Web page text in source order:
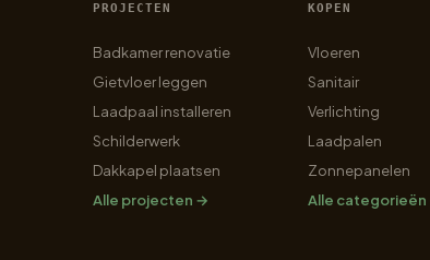
PROJECTEN
Badkamer renovatie
Gietvloer leggen
Laadpaal installeren
Schilderwerk
Dakkapel plaatsen
Alle projecten →
KOPEN
Vloeren
Sanitair
Verlichting
Laadpalen
Zonnepanelen
Alle categorieën